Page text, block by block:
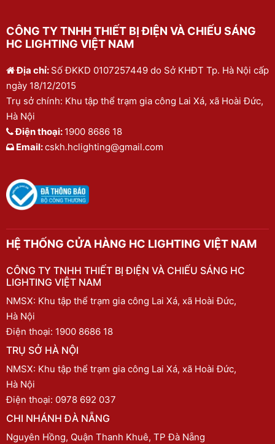
CÔNG TY TNHH THIẾT BỊ ĐIỆN VÀ CHIẾU SÁNG
HC LIGHTING VIỆT NAM
Địa chỉ: Số ĐKKD 0107257449 do Sở KHĐT Tp. Hà Nội cấp
ngày 18/12/2015
Trụ sở chính: Khu tập thể trạm gia công Lai Xá, xã Hoài Đức,
Hà Nội
Điện thoại: 1900 8686 18
Email:cskh.hclighting@gmail.com
HỆ THỐNG CỬA HÀNG HC LIGHTING VIỆT NAM
CÔNG TY TNHH THIẾT BỊ ĐIỆN VÀ CHIẾU SÁNG HC
LIGHTING VIỆT NAM
NMSX: Khu tập thể trạm gia công Lai Xá, xã Hoài Đức,
Hà Nội
Điện thoại: 1900 8686 18
TRỤ SỞ HÀ NỘI
NMSX: Khu tập thể trạm gia công Lai Xá, xã Hoài Đức,
Hà Nội
Điện thoại: 0978 692 037
CHI NHÁNH ĐÀ NẴNG
Nguyên Hồng, Quận Thanh Khuê, TP Đà Nẵng